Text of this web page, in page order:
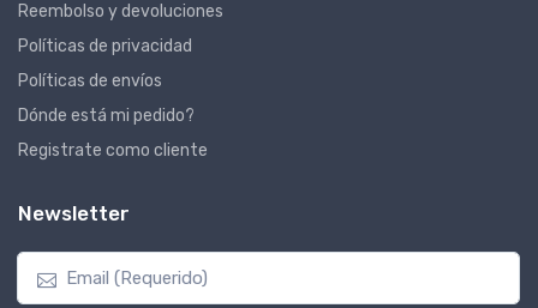
Reembolso y devoluciones
Políticas de privacidad
Políticas de envíos
Dónde está mi pedido?
Registrate como cliente
Newsletter